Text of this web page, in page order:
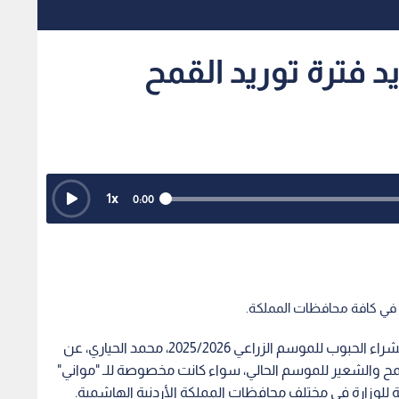
فترة توريد القمح
0:00
1x
كافة محافظات المملكة.
أعلن أمين عام وزارة الزراعة ، ورئيس اللجنة المركزية لشراء الحبوب للموسم الزراعي 2025/2026، محمد الحياري، عن
والشعير للموسم الحالي، سواء كانت مخصوصة للـ "مواني"
للوزارة في مختلف محافظات المملكة الأردنية الهاشمية.